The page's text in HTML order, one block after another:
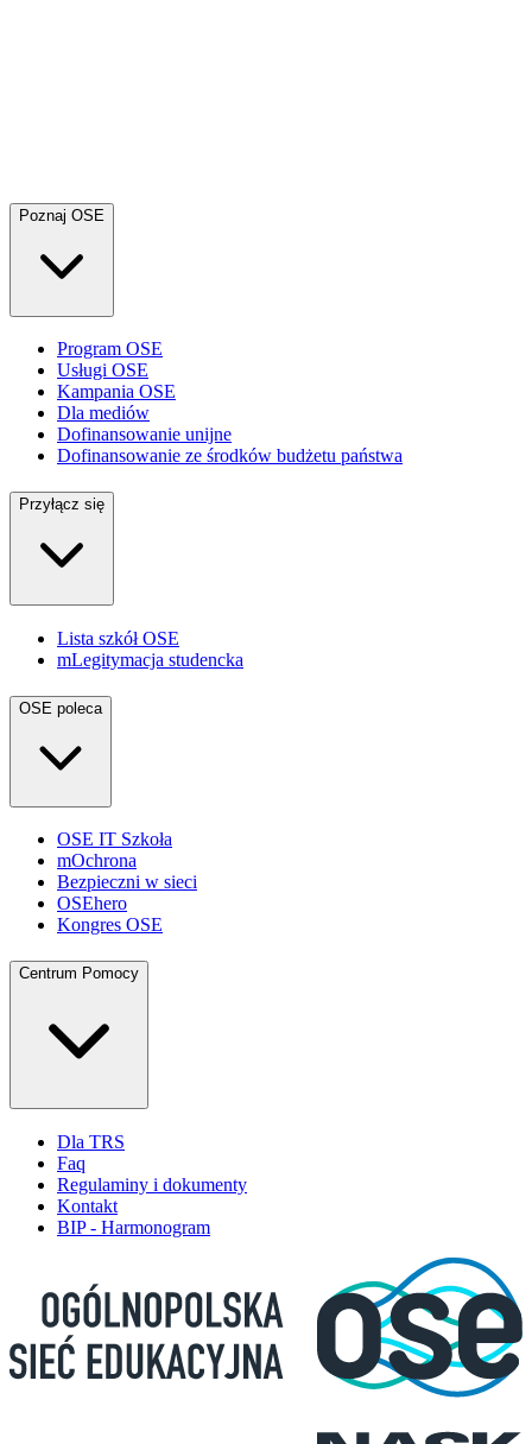
Poznaj OSE
Program OSE
Usługi OSE
Kampania OSE
Dla mediów
Dofinansowanie unijne
Dofinansowanie ze środków budżetu państwa
Przyłącz się
Lista szkół OSE
mLegitymacja studencka
OSE poleca
OSE IT Szkoła
mOchrona
Bezpieczni w sieci
OSEhero
Kongres OSE
Centrum Pomocy
Dla TRS
Faq
Regulaminy i dokumenty
Kontakt
BIP - Harmonogram